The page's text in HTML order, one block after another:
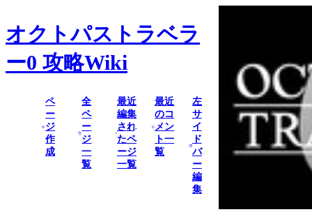
オクトパストラベラ
ー0 攻略Wiki
ペ
ー
ジ
作
成
全
ペ
ー
ジ
一
覧
最近
編集
され
たペ
ージ
一覧
最近
のコ
メン
ト一
覧
左
サ
イ
ド
バ
ー
編
集